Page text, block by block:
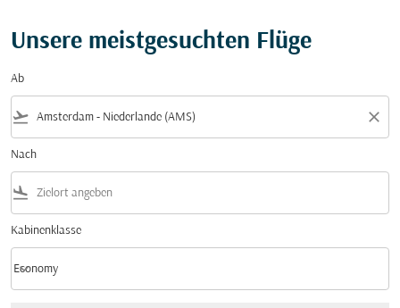
Unsere meistgesuchten Flüge
Ab
flight_takeoff close
Nach
flight_land
Kabinenklasse
Kabinenklasse option Economy Selected
Economy
keyboard_arrow_down